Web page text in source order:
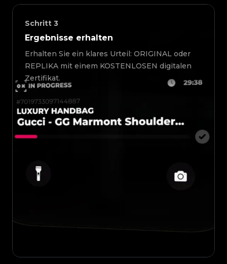
Schritt 3
Ergebnisse erhalten
Erhalten Sie ein klares Urteil: ORIGINAL oder
REPLIKA mit einem KOSTENLOSEN digitalen
Zertifikat.